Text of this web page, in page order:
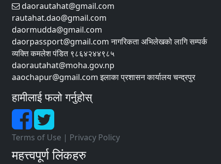
daorautahat@gmail.com
rautahat.dao@gmail.com
daormudda@gmail.com
daorpassport@gmail.com नागरिकता अभिलेखको लागि सम्पर्क
व्यक्ति कमलेश पंडित ९८६४२४४९८५
daorautahat@moha.gov.np
aaochapur@gmail.com इलाका प्रशासन कार्यालय चन्द्रपुर
हामीलाई फलो गर्नुहोस्
Terms of Use | Privacy Policy
महत्त्वपूर्ण लिंकहरु